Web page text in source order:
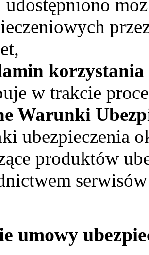
udostępniono
korzystania
w trakcie
Warunki
ubezpieczenia
produktów
umowy